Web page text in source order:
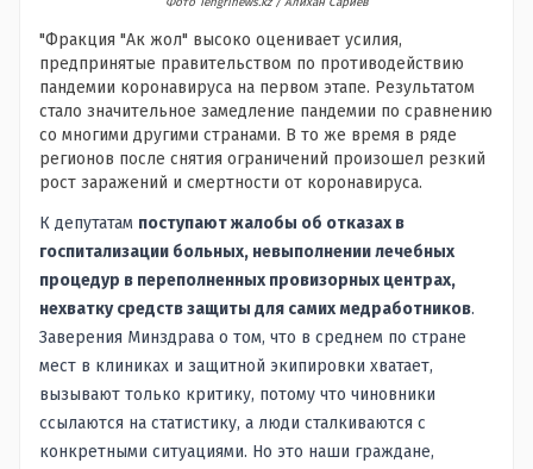
"Фракция "Ак жол" высоко оценивает усилия,
предпринятые правительством по противодействию
пандемии коронавируса на первом этапе. Результатом
стало значительное замедление пандемии по сравнению
со многими другими странами. В то же время в ряде
регионов после снятия ограничений произошел резкий
рост заражений и смертности от коронавируса.
К депутатам поступают жалобы об отказах в
госпитализации больных, невыполнении лечебных
процедур в переполненных провизорных центрах,
нехватку средств защиты для самих медработников.
Заверения Минздрава о том, что в среднем по стране
мест в клиниках и защитной экипировки хватает,
вызывают только критику, потому что чиновники
ссылаются на статистику, а люди сталкиваются с
конкретными ситуациями. Но это наши граждане,